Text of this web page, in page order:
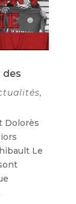
des
,
Dolorès
Le